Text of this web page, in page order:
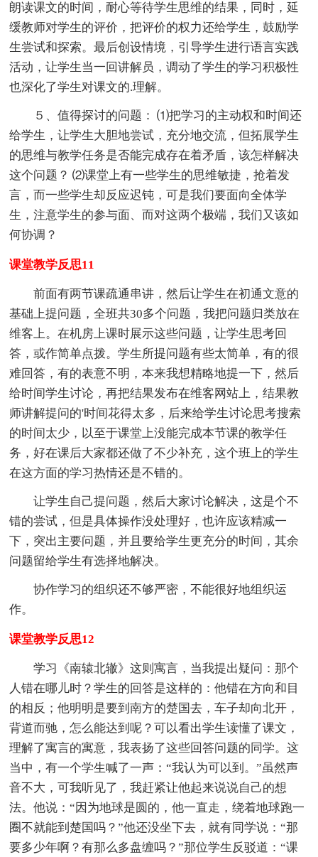
朗读课文的时间，耐心等待学生思维的结果，同时，延
缓教师对学生的评价，把评价的权力还给学生，鼓励学
生尝试和探索。最后创设情境，引导学生进行语言实践
活动，让学生当一回讲解员，调动了学生的学习积极性
也深化了学生对课文的.理解。
５、值得探讨的问题： ⑴把学习的主动权和时间还
给学生，让学生大胆地尝试，充分地交流，但拓展学生
的思维与教学任务是否能完成存在着矛盾，该怎样解决
这个问题？ ⑵课堂上有一些学生的思维敏捷，抢着发
言，而一些学生却反应迟钝，可是我们要面向全体学
生，注意学生的参与面、而对这两个极端，我们又该如
何协调？
课堂教学反思11
前面有两节课疏通串讲，然后让学生在初通文意的
基础上提问题，全班共30多个问题，我把问题归类放在
维客上。在机房上课时展示这些问题，让学生思考回
答，或作简单点拨。学生所提问题有些太简单，有的很
难回答，有的表意不明，本来我想精略地提一下，然后
给时间学生讨论，再把结果发布在维客网站上，结果教
师讲解提问的'时间花得太多，后来给学生讨论思考搜索
的时间太少，以至于课堂上没能完成本节课的教学任
务，好在课后大家都还做了不少补充，这个班上的学生
在这方面的学习热情还是不错的。
让学生自己提问题，然后大家讨论解决，这是个不
错的尝试，但是具体操作没处理好，也许应该精减一
下，突出主要问题，并且要给学生更充分的时间，其余
问题留给学生有选择地解决。
协作学习的组织还不够严密，不能很好地组织运
作。
课堂教学反思12
学习《南辕北辙》这则寓言，当我提出疑问：那个
人错在哪儿时？学生的回答是这样的：他错在方向和目
的相反；他明明是要到南方的楚国去，车子却向北开，
背道而驰，怎么能达到呢？可以看出学生读懂了课文，
理解了寓言的寓意，我表扬了这些回答问题的同学。这
当中，有一个学生喊了一声：“我认为可以到。”虽然声
音不大，可我听见了，我赶紧让他起来说说自己的想
法。他说：“因为地球是圆的，他一直走，绕着地球跑一
圈不就能到楚国吗？”他还没坐下去，就有同学说：“那
要多少年啊？有那么多盘缠吗？”那位学生反驳道：“课